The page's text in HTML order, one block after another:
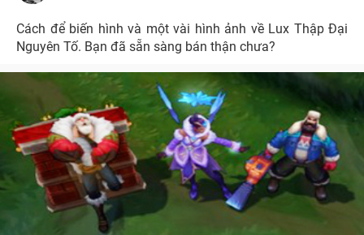
Cách để biến hình và một vài hình ảnh về Lux Thập Đại
Nguyên Tố. Bạn đã sẵn sàng bán thận chưa?